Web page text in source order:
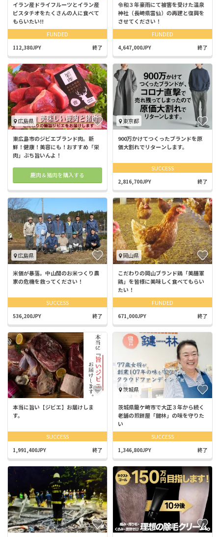
イラン産ドライフルーツとイラン産
ピスタチオをたくさんの人に食べて
もらいたい!!
FUNDED
112,380JPY 終了
令和３年豪雨にて被害を受けた温泉
神社（長崎県雲仙）の再建と復興を
させてください！
FUNDED
4,647,000JPY 終了
広島県
東広島市のジビエブランド肉。新
鮮！健康！美容にも！おすすめ「栄
肉」ぶち旨いんよ！
鹿肉＆猪肉を購入する
東京都
900万かけてつくったブランドを原
価大割れでリターンします。
SUCCESS
2,816,700JPY 終了
広島県
米価が暴落。中山間のお米つくり農
家の危機を救ってください！
SUCCESS
536,200JPY 終了
岡山県
こだわりの岡山ブランド鶏「美膳軍
鶏」を皆様に美味しく食べてもらい
たい！
FUNDED
671,000JPY 終了
本当に旨い【ジビエ】お届けしま
す。
SUCCESS
1,991,400JPY 終了
茨城県
茨城県龍ケ崎市で大正３年から続く
老舗の煎餅屋「鍵林」の味を守りた
い
SUCCESS
1,346,800JPY 終了